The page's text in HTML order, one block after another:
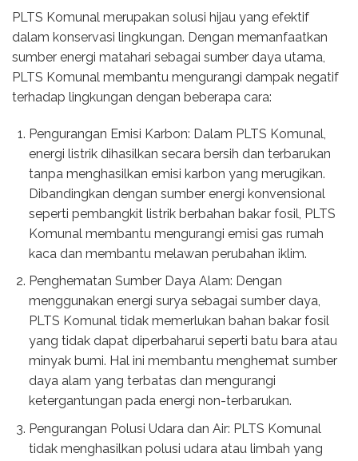
PLTS Komunal merupakan solusi hijau yang efektif
dalam konservasi lingkungan. Dengan memanfaatkan
sumber energi matahari sebagai sumber daya utama,
PLTS Komunal membantu mengurangi dampak negatif
terhadap lingkungan dengan beberapa cara:
Pengurangan Emisi Karbon: Dalam PLTS Komunal,
energi listrik dihasilkan secara bersih dan terbarukan
tanpa menghasilkan emisi karbon yang merugikan.
Dibandingkan dengan sumber energi konvensional
seperti pembangkit listrik berbahan bakar fosil, PLTS
Komunal membantu mengurangi emisi gas rumah
kaca dan membantu melawan perubahan iklim.
Penghematan Sumber Daya Alam: Dengan
menggunakan energi surya sebagai sumber daya,
PLTS Komunal tidak memerlukan bahan bakar fosil
yang tidak dapat diperbaharui seperti batu bara atau
minyak bumi. Hal ini membantu menghemat sumber
daya alam yang terbatas dan mengurangi
ketergantungan pada energi non-terbarukan.
Pengurangan Polusi Udara dan Air: PLTS Komunal
tidak menghasilkan polusi udara atau limbah yang